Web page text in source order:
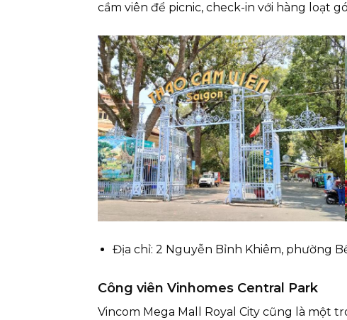
cầm viên để picnic, check-in với hàng loạt
Địa chỉ: 2 Nguyễn Bỉnh Khiêm, phường
Công viên Vinhomes Central Park
Vincom Mega Mall Royal City cũng là một